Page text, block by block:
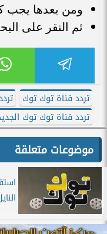
ومن بعدها يجب
ثم النقر على
تردد قناة توك توك
تردد قناة توك توك
موضوعات متعلقة
النايل